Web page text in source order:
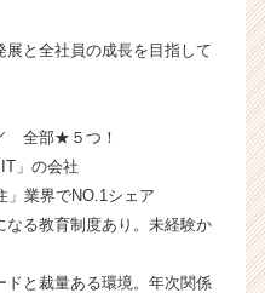
と全社員の成長を目指して
全部★５つ！
」の会社
業界でNO.1シェア
る教育制度あり。未経験か
と裁量ある環境。年次関係